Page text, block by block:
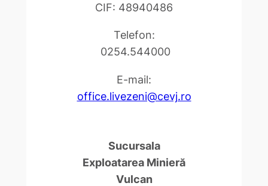
CIF: 48940486
Telefon:
0254.544000
E-mail:
office.livezeni@cevj.ro
Sucursala
Exploatarea Minieră
Vulcan